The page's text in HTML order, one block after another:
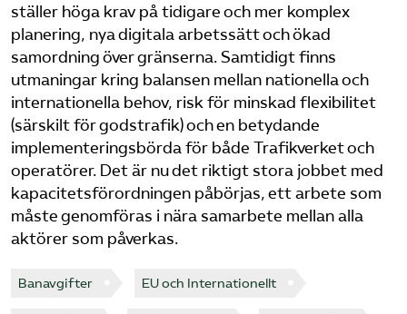
ställer höga krav på tidigare och mer komplex
planering, nya digitala arbetssätt och ökad
samordning över gränserna. Samtidigt finns
utmaningar kring balansen mellan nationella och
internationella behov, risk för minskad flexibilitet
(särskilt för godstrafik) och en betydande
implementeringsbörda för både Trafikverket och
operatörer. Det är nu det riktigt stora jobbet med
kapacitetsförordningen påbörjas, ett arbete som
måste genomföras i nära samarbete mellan alla
aktörer som påverkas.
Banavgifter EU och Internationellt